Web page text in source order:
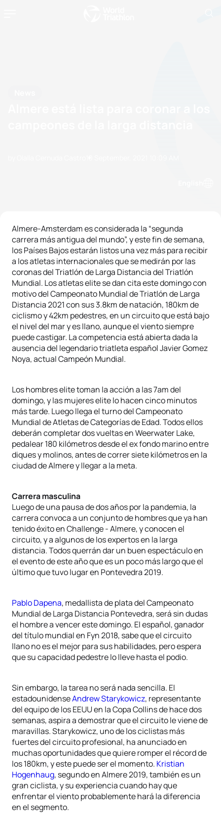
Almere-Amsterdam es considerada la “segunda
carrera más antigua del mundo”, y este fin de semana,
los Países Bajos estarán listos una vez más para recibir
a los atletas internacionales que se medirán por las
coronas del Triatlón de Larga Distancia del Triatlón
Mundial. Los atletas elite se dan cita este domingo con
motivo del Campeonato Mundial de Triatlón de Larga
Distancia 2021 con sus 3.8km de natación, 180km de
ciclismo y 42km pedestres, en un circuito que está bajo
el nivel del mar y es llano, aunque el viento siempre
puede castigar. La competencia está abierta dada la
ausencia del legendario triatleta español Javier Gomez
Noya, actual Campeón Mundial.
Los hombres elite toman la acción a las 7am del
domingo, y las mujeres elite lo hacen cinco minutos
más tarde. Luego llega el turno del Campeonato
Mundial de Atletas de Categorías de Edad. Todos ellos
deberán completar dos vueltas en Weerwater Lake,
pedalear 180 kilómetros desde el ex fondo marino entre
diques y molinos, antes de correr siete kilómetros en la
ciudad de Almere y llegar a la meta.
Carrera masculina
Luego de una pausa de dos años por la pandemia, la
carrera convoca a un conjunto de hombres que ya han
tenido éxito en Challenge - Almere, y conocen el
circuito, y a algunos de los expertos en la larga
distancia. Todos querrán dar un buen espectáculo en
el evento de este año que es un poco más largo que el
último que tuvo lugar en Pontevedra 2019.
Pablo Dapena, medallista de plata del Campeonato
Mundial de Larga Distancia Pontevedra, será sin dudas
el hombre a vencer este domingo. El español, ganador
del título mundial en Fyn 2018, sabe que el circuito
llano no es el mejor para sus habilidades, pero espera
que su capacidad pedestre lo lleve hasta el podio.
Sin embargo, la tarea no será nada sencilla. El
estadounidenseAndrew Starykowicz, representante
del equipo de los EEUU en la Copa Collins de hace dos
semanas, aspira a demostrar que el circuito le viene de
maravillas. Starykowicz, uno de los ciclistas más
fuertes del circuito profesional, ha anunciado en
muchas oportunidades que quiere romper el récord de
los 180km, y este puede ser el momento. Kristian
Hogenhaug, segundo en Almere 2019, también es un
gran ciclista, y su experiencia cuando hay que
enfrentar el viento probablemente hará la diferencia
en el segmento.